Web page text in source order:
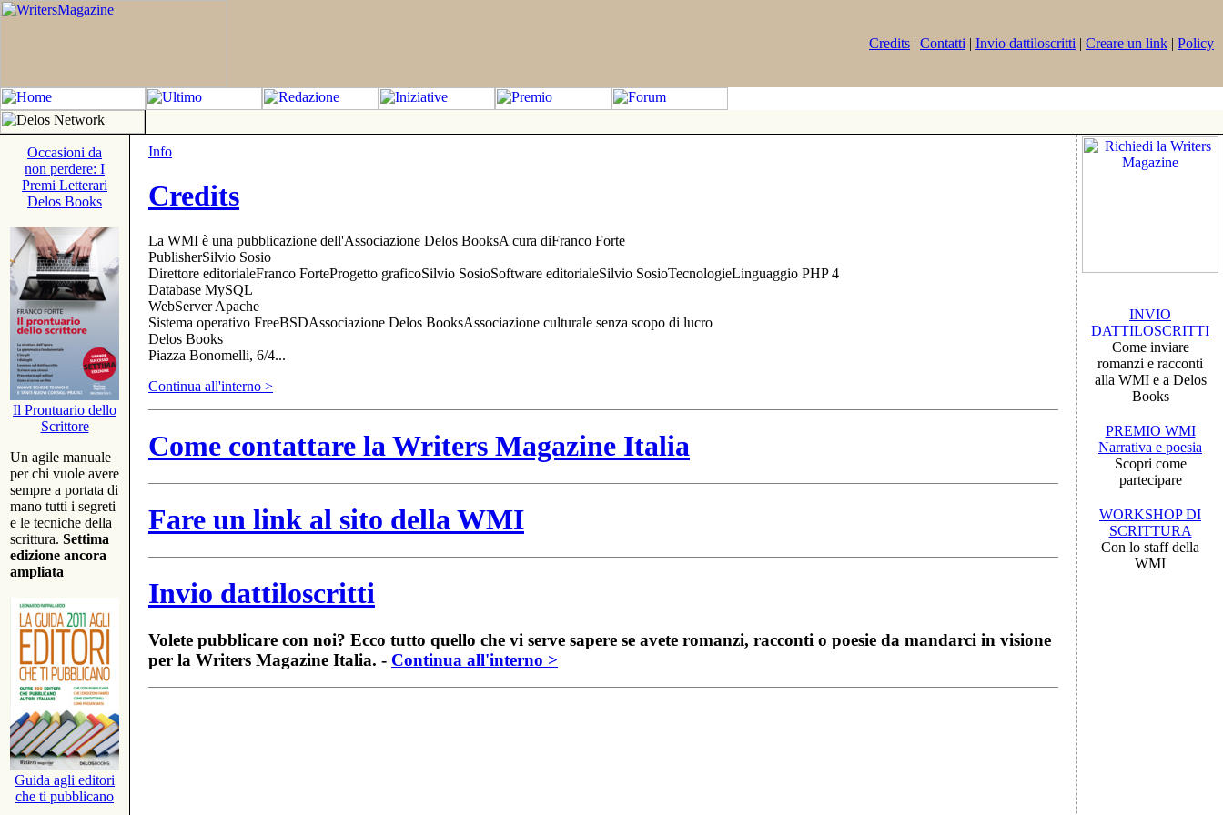
Credits | Contatti | Invio dattiloscritti | Creare un link | Policy
Occasioni da
non perdere: I
Premi Letterari
Delos Books
Il Prontuario dello
Scrittore
Un agile manuale
per chi vuole avere
sempre a portata di
mano tutti i segreti
e le tecniche della
scrittura. Settima
edizione ancora
ampliata
Guida agli editori
che ti pubblicano
Info
Credits
La WMI è una pubblicazione dell'Associazione Delos BooksA cura diFranco Forte
PublisherSilvio Sosio
Direttore editorialeFranco ForteProgetto graficoSilvio SosioSoftware editorialeSilvio SosioTecnologieLinguaggio PHP 4
Database MySQL
WebServer Apache
Sistema operativo FreeBSDAssociazione Delos BooksAssociazione culturale senza scopo di lucro
Delos Books
Piazza Bonomelli, 6/4...
Continua all'interno >
Come contattare la Writers Magazine Italia
Fare un link al sito della WMI
Invio dattiloscritti
Volete pubblicare con noi? Ecco tutto quello che vi serve sapere se avete romanzi, racconti o poesie da mandarci in visione
per la Writers Magazine Italia. - Continua all'interno >
INVIO
DATTILOSCRITTI
Come inviare
romanzi e racconti
alla WMI e a Delos
Books
PREMIO WMI
Narrativa e poesia
Scopri come
partecipare
WORKSHOP DI
SCRITTURA
Con lo staff della
WMI